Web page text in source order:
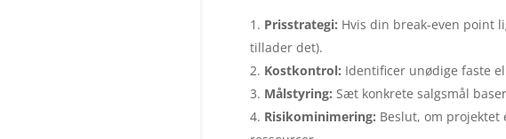
Prisstrategi: Hvis din break-even point
tillader det).
Kostkontrol: Identificer unødige faste
Målstyring: Sæt konkrete salgsmål
Risikominimering: Beslut, om